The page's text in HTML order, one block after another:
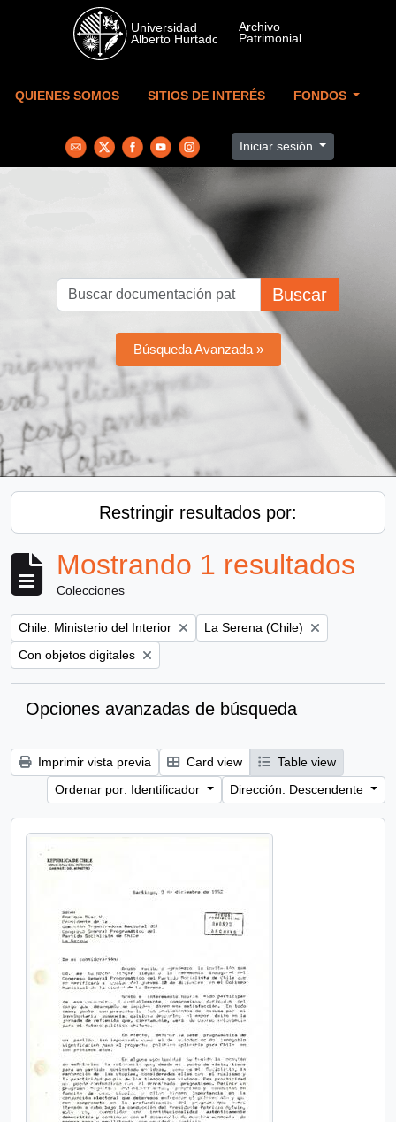
Skip to main content
QUIENES SOMOS SITIOS DE INTERÉS FONDOS
Iniciar sesión
Buscar
Búsqueda Avanzada »
Restringir resultados por:
Mostrando 1 resultados
Colecciones
Remove filter:
Chile. Ministerio del Interior Remove filter:
La Serena (Chile)
Remove filter:
Con objetos digitales
Opciones avanzadas de búsqueda
Imprimir vista previa Card view
Table view
Ordenar por: Identificador
Dirección: Descendente